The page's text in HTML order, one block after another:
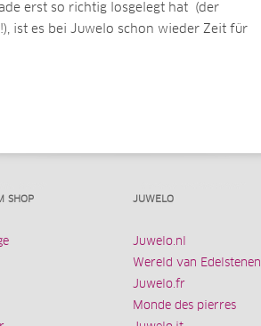
erst so richtig losgelegt hat (der
ist es bei Juwelo schon wieder Zeit für
SHOP JUWELO
Juwelo.nl
Wereld van Edelstenen
Juwelo.fr
Monde des pierres